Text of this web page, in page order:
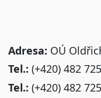
Adresa: OÚ
Tel.: (+420) 482
Tel.: (+420) 482